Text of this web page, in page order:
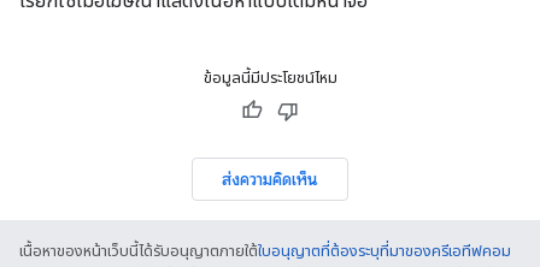
ข้อมูลนี้มีประโยชน์ไหม
ส่งความคิดเห็น
เนื้อหาของหน้าเว็บนี้ได้รับอนุญาตภายใต้ใบอนุญาตที่ต้องระบุที่มาของครีเอทีฟคอม